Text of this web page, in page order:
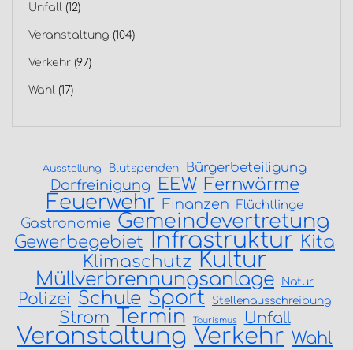
Unfall (12)
Veranstaltung (104)
Verkehr (97)
Wahl (17)
Ausstellung Blutspenden Bürgerbeteiligung
Dorfreinigung EEW Fernwärme
Feuerwehr Finanzen Flüchtlinge
Gastronomie Gemeindevertretung
Gewerbegebiet Infrastruktur Kita
Klimaschutz Kultur
Müllverbrennungsanlage Natur
Polizei Schule Sport Stellenausschreibung
Strom Termin Tourismus Unfall
Veranstaltung Verkehr Wahl